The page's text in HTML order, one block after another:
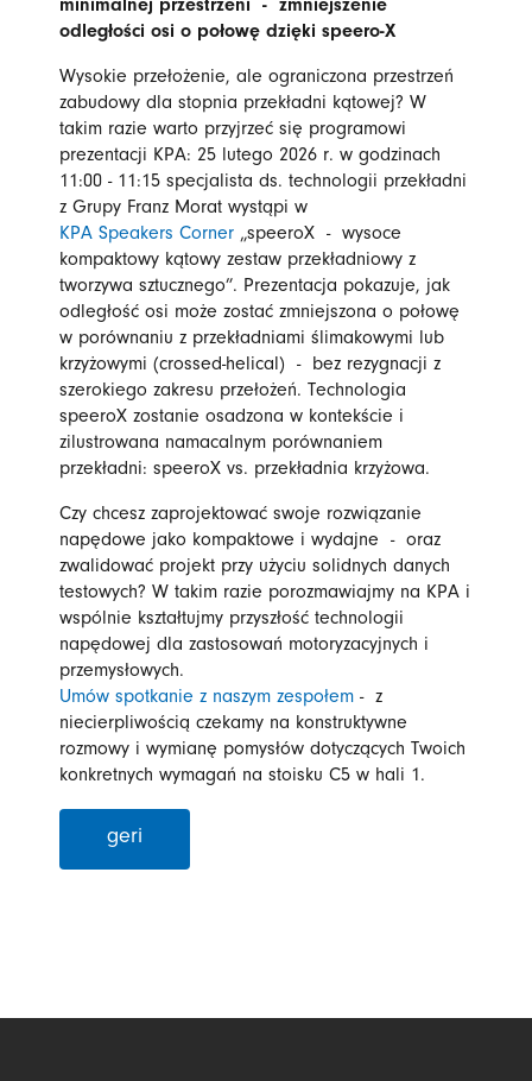
minimalnej przestrzeni - zmniejszenie
odległości osi o połowę dzięki speero-X
Wysokie przełożenie, ale ograniczona przestrzeń
zabudowy dla stopnia przekładni kątowej? W
takim razie warto przyjrzeć się programowi
prezentacji KPA: 25 lutego 2026 r. w godzinach
11:00 - 11:15 specjalista ds. technologii przekładni
z Grupy Franz Morat wystąpi w
KPA Speakers Corner „speeroX - wysoce
kompaktowy kątowy zestaw przekładniowy z
tworzywa sztucznego”. Prezentacja pokazuje, jak
odległość osi może zostać zmniejszona o połowę
w porównaniu z przekładniami ślimakowymi lub
krzyżowymi (crossed-helical) - bez rezygnacji z
szerokiego zakresu przełożeń. Technologia
speeroX zostanie osadzona w kontekście i
zilustrowana namacalnym porównaniem
przekładni: speeroX vs. przekładnia krzyżowa.
Czy chcesz zaprojektować swoje rozwiązanie
napędowe jako kompaktowe i wydajne - oraz
zwalidować projekt przy użyciu solidnych danych
testowych? W takim razie porozmawiajmy na KPA i
wspólnie kształtujmy przyszłość technologii
napędowej dla zastosowań motoryzacyjnych i
przemysłowych.
Umów spotkanie z naszym zespołem - z
niecierpliwością czekamy na konstruktywne
rozmowy i wymianę pomysłów dotyczących Twoich
konkretnych wymagań na stoisku C5 w hali 1.
geri